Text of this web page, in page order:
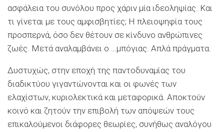
ασφάλεια του συνόλου προς χάριν μία ιδεοληψίας. Και
τι γίνεται με τους αμφισβητίες; Η πλειοψηφία τους
προσπερνά, όσο δεν θέτουν σε κίνδυνο ανθρώπινες
ζωές. Μετά αναλαμβάνει ο …μπόγιας. Απλά πράγματα.
Δυστυχώς, στην εποχή της παντοδυναμίας του
διαδικτύου γιγαντώνονται και οι φωνές των
ελαχίστων, κυριολεκτικά και μεταφορικά. Αποκτούν
κοινό και ζητούν την επιβολή των απόψεών τους
επικαλούμενοι διάφορες θεωρίες, συνήθως αναλόγου